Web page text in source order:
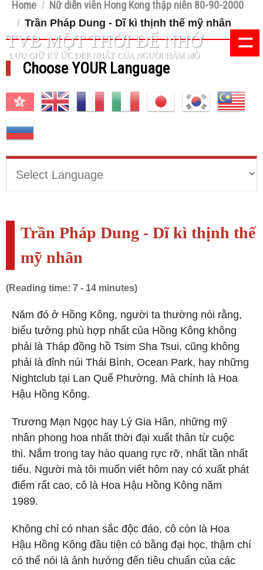
TVB MỘT THỜI ĐỂ NHỚ
LƯU GIỮ KÝ ỨC ĐẸP NHẤT CỦA NGƯỜI HÂM MỘ =
Home / Nữ diễn viên Hong Kong thập niên 80-90-2000
/ Trần Pháp Dung - Dĩ kì thịnh thế mỹ nhân
Choose YOUR Language
Trần Pháp Dung - Dĩ kì thịnh thế
mỹ nhân
(Reading time: 7 - 14 minutes)
Năm đó ở Hồng Kông, người ta thường nói rằng,
biểu tưởng phù hợp nhất của Hồng Kông không
phải là Tháp đồng hồ Tsim Sha Tsui, cũng không
phải là đỉnh núi Thái Bình, Ocean Park, hay những
Nightclub tại Lan Quế Phường. Mà chính là Hoa
Hậu Hồng Kông.
Trương Mạn Ngọc hay Lý Gia Hân, những mỹ
nhân phong hoa nhất thời đại xuất thân từ cuộc
thi. Nắm trong tay hào quang rực rỡ, nhất tần nhất
tiếu. Người mà tôi muốn viết hôm nay có xuất phát
điểm rất cao, cô là Hoa Hậu Hồng Kông năm
1989.
Không chỉ có nhan sắc độc đáo, cô còn là Hoa
Hậu Hồng Kông đầu tiên có bằng đại học, thậm chí
có thể nói là ảnh hưởng đến tiêu chuẩn của các